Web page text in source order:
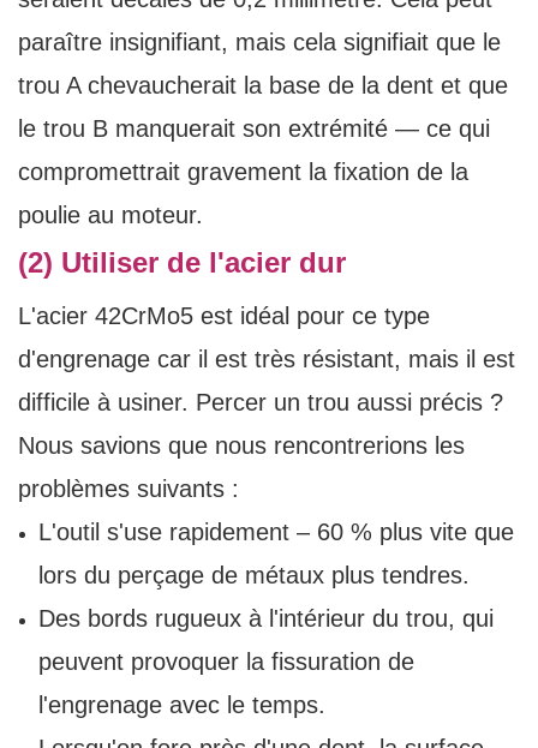
paraître insignifiant, mais cela signifiait que le
trou A chevaucherait la base de la dent et que
le trou B manquerait son extrémité — ce qui
compromettrait gravement la fixation de la
poulie au moteur.
(2) Utiliser de l'acier dur
L'acier 42CrMo5 est idéal pour ce type
d'engrenage car il est très résistant, mais il est
difficile à usiner. Percer un trou aussi précis ?
Nous savions que nous rencontrerions les
problèmes suivants :
L'outil s'use rapidement – ​​60 % plus vite que
lors du perçage de métaux plus tendres.
Des bords rugueux à l'intérieur du trou, qui
peuvent provoquer la fissuration de
l'engrenage avec le temps.